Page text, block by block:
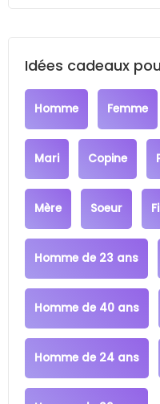
Idées cadeaux
Homme Femme
Mari Copine
Mère Soeur
Homme de 23 ans
Homme de 40 ans
Homme de 24 ans